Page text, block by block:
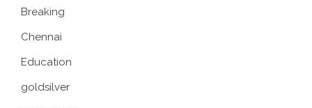
Breaking
Chennai
Education
goldsilver